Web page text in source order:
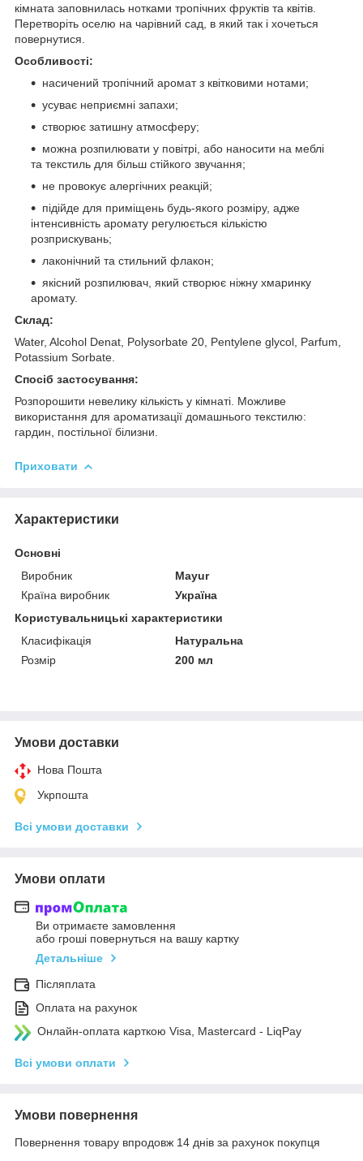
кімната заповнилась нотками тропічних фруктів та квітів.
Перетворіть оселю на чарівний сад, в який так і хочеться
повернутися.
Особливості:
насичений тропічний аромат з квітковими нотами;
усуває неприємні запахи;
створює затишну атмосферу;
можна розпилювати у повітрі, або наносити на меблі
та текстиль для більш стійкого звучання;
не провокує алергічних реакцій;
підійде для приміщень будь-якого розміру, адже
інтенсивність аромату регулюється кількістю
розприскувань;
лаконічний та стильний флакон;
якісний розпилювач, який створює ніжну хмаринку
аромату.
Склад:
Water, Alcohol Denat, Polysorbate 20, Pentylene glycol, Parfum,
Potassium Sorbate.
Спосіб застосування:
Розпорошити невелику кількість у кімнаті. Можливе
використання для ароматизації домашнього текстилю:
гардин, постільної білизни.
Приховати
Характеристики
Основні
Виробник
Mayur
Країна виробник
Україна
Користувальницькі характеристики
Класифікація
Натуральна
Розмір
200 мл
Умови доставки
Нова Пошта
Укрпошта
Всі умови доставки
Умови оплати
Ви отримаєте замовлення
або гроші повернуться на вашу картку
Детальніше
Післяплата
Оплата на рахунок
Онлайн-оплата карткою Visa, Mastercard - LiqPay
Всі умови оплати
Умови повернення
Повернення товару впродовж 14 днів за рахунок покупця